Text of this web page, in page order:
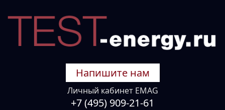
Напишите нам
Личный кабинет EMAG
+7 (495) 909-21-61